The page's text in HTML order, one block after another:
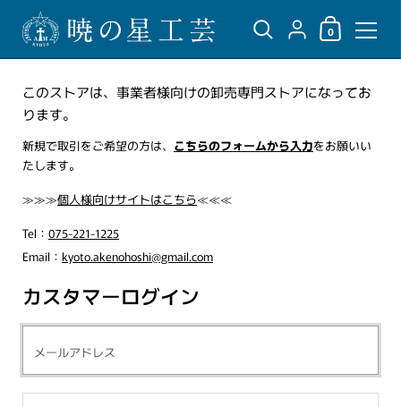
{"title"=>"アカウン
ショッピング
0
このストアは、事業者様向けの卸売専門ストアになってお
ります。
新規で取引をご希望の方は、 こちらのフォームから入力をお願いい
たします。
≫≫≫個人様向けサイトはこちら≪≪≪
Tel： 075-221-1225
Email： kyoto.akenohoshi@gmail.com
カスタマーログイン